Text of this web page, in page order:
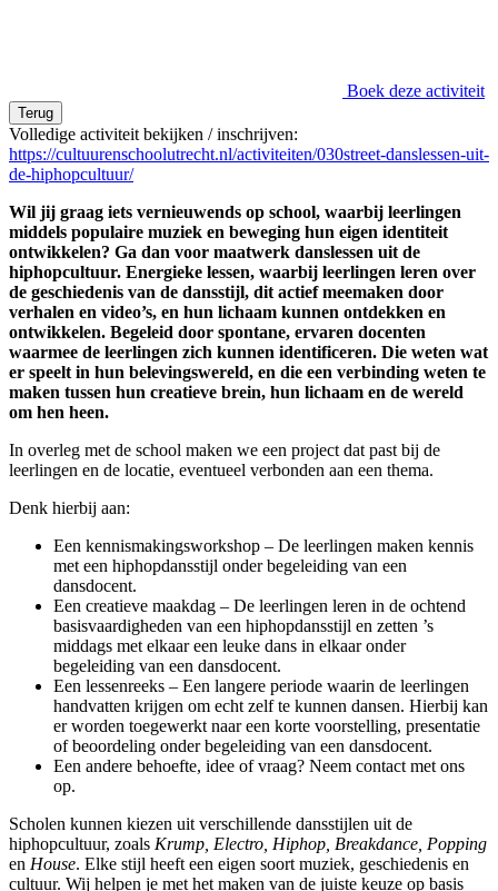
Boek deze activiteit
Terug
Volledige activiteit bekijken / inschrijven:
https://cultuurenschoolutrecht.nl/activiteiten/030street-danslessen-uit-
de-hiphopcultuur/
Wil jij graag iets vernieuwends op school, waarbij leerlingen
middels populaire muziek en beweging hun eigen identiteit
ontwikkelen? Ga dan voor maatwerk danslessen uit de
hiphopcultuur. Energieke lessen, waarbij leerlingen leren over
de geschiedenis van de dansstijl, dit actief meemaken door
verhalen en video’s, en hun lichaam kunnen ontdekken en
ontwikkelen. Begeleid door spontane, ervaren docenten
waarmee de leerlingen zich kunnen identificeren. Die weten wat
er speelt in hun belevingswereld, en die een verbinding weten te
maken tussen hun creatieve brein, hun lichaam en de wereld
om hen heen.
In overleg met de school maken we een project dat past bij de
leerlingen en de locatie, eventueel verbonden aan een thema.
Denk hierbij aan:
Een kennismakingsworkshop – De leerlingen maken kennis
met een hiphopdansstijl onder begeleiding van een
dansdocent.
Een creatieve maakdag – De leerlingen leren in de ochtend
basisvaardigheden van een hiphopdansstijl en zetten ’s
middags met elkaar een leuke dans in elkaar onder
begeleiding van een dansdocent.
Een lessenreeks – Een langere periode waarin de leerlingen
handvatten krijgen om echt zelf te kunnen dansen. Hierbij kan
er worden toegewerkt naar een korte voorstelling, presentatie
of beoordeling onder begeleiding van een dansdocent.
Een andere behoefte, idee of vraag? Neem contact met ons
op.
Scholen kunnen kiezen uit verschillende dansstijlen uit de
hiphopcultuur, zoals Krump, Electro, Hiphop, Breakdance, Popping
en House. Elke stijl heeft een eigen soort muziek, geschiedenis en
cultuur. Wij helpen je met het maken van de juiste keuze op basis